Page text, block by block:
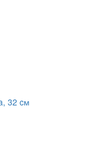
32 cм